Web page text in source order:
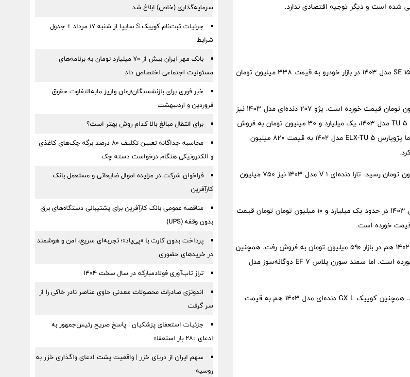
بررسی روند بازار خودرو حاکی از آن است که در ۲۴ ساعت گذشته پراید ۱۵۱ SE مدل ۱۴۰۳ در بازار خودرو به قیمت ۳۳۸ میلیون تومان
در این میان، قیمت پژو ۲۰۶ تیپ ۳ پانوراما مدل ۱۴۰۲ در حدود ۶۴۰ میلیون تومان قیمت خورده است. پژو ۲۰۷ دنده‌ای مدل ۱۴۰۳ نیز
۷۴۵ میلیون تومان به فروش رفت. همچنین پژو ۲۰۷ پانوراما اتوماتیک TU ۵ P مدل ۱۴۰۳، یک میلیارد و ۳۰ میلیون تومان به فروش
رفت. پژو ۲۰۷ تیپ ۵ مدل ۱۴۰۲ نیز ۶۶۰ میلیون تومان قیمت پیدا کرد. اما پژوپارس ELX-TU ۵ مدل ۱۴۰۲ به قیمت ۸۲۰ میلیون
بنا به این گزارش، تارا اتوماتیک V ۲ مدل ۱۴۰۳ در بازار به قیمت ۸۹۰ میلیون تومان رسید. تارا دنده‌ای V ۱ مدل ۱۴۰۳ نیز ۷۵۰ میلیون
گزارش‌ها از بازار خودرو نشان می‌دهد دناپلاس اتوماتیک توربو آپشنال مدل ۱۴۰۳ در حدود یک میلیارد و ۱۰ میلیون تومان تومان قیمت
راناپلاس مدل ۱۴۰۳ نیز ۶۲۰ میلیون تومان قیمت پیدا کرد. راناپلاس مدل ۱۴۰۲ هم در بازار ۵۹۰ میلیون تومان به فروش رفت. همچنین
ساینا S دنده‌ای دوگانه‌سوز مدل ۱۴۰۳ در بازار ۴۵۰ میلیون تومان قیمت خورده است. اما سمند سورن پلاس EF ۷ دوگانه‌سوز مدل
شاهین G اتومات CVT مدل ۱۴۰۳ هم ۸۱۵ میلیون تومان قیمت پیدا کرد. همچنین کوییک GX L دنده‌ای مدل ۱۴۰۳ هم به قیمت
سرمایه‌گذاری (خاص) ابلاغ شد
جزئیات ثبت‌نام کوییک S سایپا از شنبه ۱۷ مرداد + جدول
شرایط
بانک مهر ایران بیش از ۷۰ میلیارد تومان به برنامه‌های
مسئولیت اجتماعی اختصاص داد
خبر فوری برای بازنشستگان؛زمان واریز مابه‌التفاوت حقوق
فروردین و اردیبهشت
برای انتقال مبالغ بالا کدام روش بهتر است؟
محاسبه جداگانه تعیین تکلیف 80 درصد برگه چک‌های کاغذی
و الکترونیکی هنگام درخواست دسته چک
فراخوان شرکت در مزایده اموال ضایعاتی و مستعمل بانک
کارآفرین
مناقصه عمومی بانک کارآفرین برای پشتیبانی دستگاه‌های برق
بدون وقفه (UPS)
پرداخت بدون کارت با «پی‌پاد»؛ تجربه‌ای سریع، امن و هوشمند
در خریدهای حضوری
تراز تاب‌آوری فولادمبارکه در سال سخت ۱۴۰۴
اندونزی صادرات محصولات معدنی حاوی عناصر نادر خاکی را از
سر گرفت
جزئیات استعفای پزشکیان | پاسخ صریح رئیس‌جمهور به
ادعای «۲۸ بار استعفا»
سهم ایران از دریای خزر | واقعیت پشت ادعای واگذاری خزر به
روسیه